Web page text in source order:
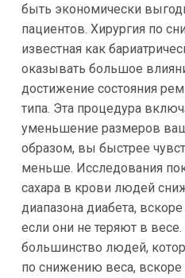
быть экономически
пациентов. Хирургия по
известная как
оказывать большое
достижение состояния
типа. Эта процедура
уменьшение размеров
образом, вы быстрее
меньше. Исследования
сахара в крови людей
диапазона диабета,
если они не теряют в
большинство людей,
по снижению веса,